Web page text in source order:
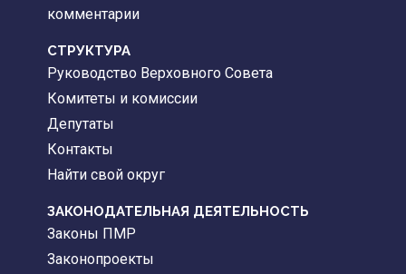
комментарии
CТРУКТУРА
Руководство Верховного Совета
Комитеты и комиссии
Депутаты
Контакты
Найти свой округ
ЗАКОНОДАТЕЛЬНАЯ ДЕЯТЕЛЬНОСТЬ
Законы ПМР
Законопроекты